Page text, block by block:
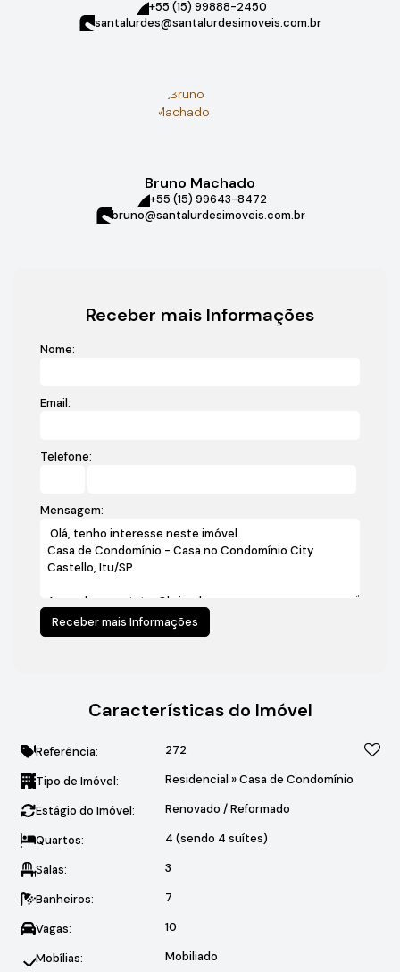
+55 (15) 99888-2450
santalurdes@santalurdesimoveis.com.br
Bruno Machado
+55 (15) 99643-8472
bruno@santalurdesimoveis.com.br
Receber mais Informações
Nome:
Email:
Telefone:
Mensagem:
Características do Imóvel
Referência: 272
Tipo de Imóvel: Residencial »Casa de Condomínio
Estágio do Imóvel: Renovado / Reformado
Quartos: 4 (sendo 4 suítes)
Salas: 3
Banheiros: 7
Vagas: 10
Mobílias: Mobiliado